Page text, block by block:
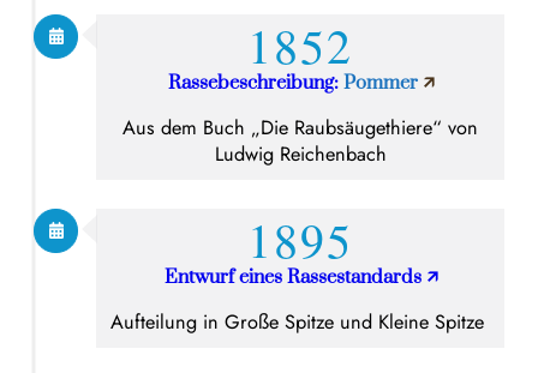
1852
Rassebeschreibung: Pommer 🡭
Aus dem Buch „Die Raubsäugethiere“ von
Ludwig Reichenbach
1895
Entwurf eines Rassestandards 🡭
Aufteilung in Große Spitze und Kleine Spitze